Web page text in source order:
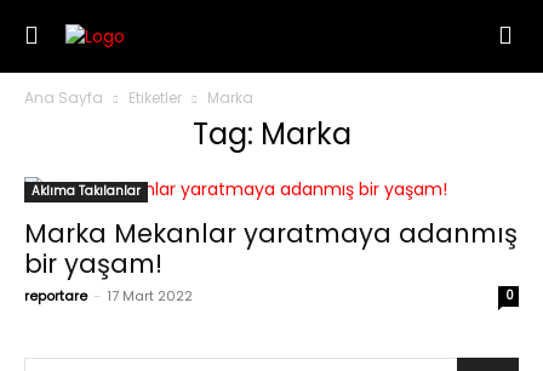
Ana Sayfa Etiketler Marka
Tag: Marka
Aklıma Takılanlar
Marka Mekanlar yaratmaya adanmış
bir yaşam!
reportare - 17 Mart 2022 0